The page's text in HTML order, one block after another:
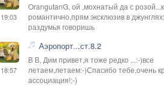
19:03
OrangutanG, ой ,мохнатый да с
романтично,прям эксклюзив в
раздумья говоришь
18:57
Аэропорт...ст.8.2
В В, Дим привет,я тоже редко ...:-)все
летаем,летаем:-)Спасибо тебе,очень
ассоциация!;-)